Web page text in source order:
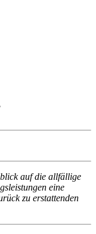
auf die allfällige
eine
zu erstattenden